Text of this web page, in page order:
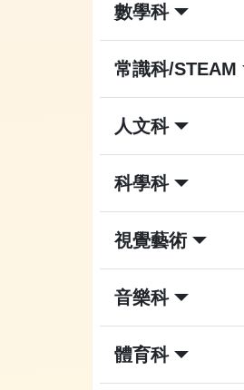
數學科
常識科/STEAM
人文科
科學科
視覺藝術
音樂科
體育科